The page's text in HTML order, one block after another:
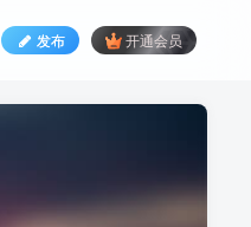
发布 开通会员